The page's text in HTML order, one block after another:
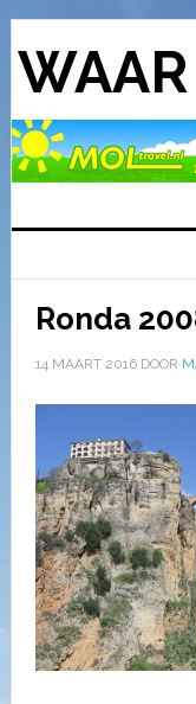
Ronda
14 MAART 2016DOOR